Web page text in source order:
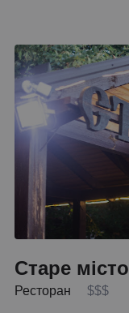
Старе місто
Ресторан $$$